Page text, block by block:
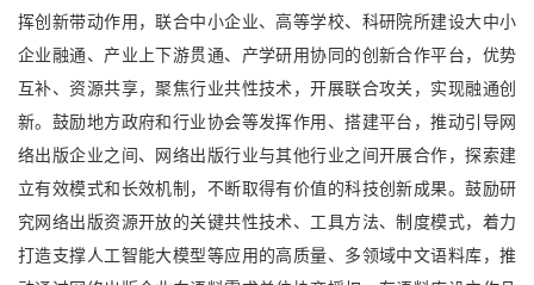
挥创新带动作用，联合中小企业、高等学校、科研院所建设大中小
企业融通、产业上下游贯通、产学研用协同的创新合作平台，优势
互补、资源共享，聚焦行业共性技术，开展联合攻关，实现融通创
新。鼓励地方政府和行业协会等发挥作用、搭建平台，推动引导网
络出版企业之间、网络出版行业与其他行业之间开展合作，探索建
立有效模式和长效机制，不断取得有价值的科技创新成果。鼓励研
究网络出版资源开放的关键共性技术、工具方法、制度模式，着力
打造支撑人工智能大模型等应用的高质量、多领域中文语料库，推